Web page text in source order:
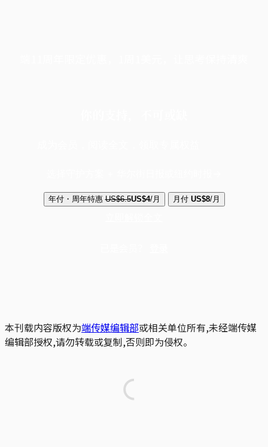
年付・周年特惠 US$6.5US$4/月 月付 US$8/月
本刊载内容版权为端传媒编辑部或相关单位所有,未经端传媒
编辑部授权,请勿转载或复制,否则即为侵权。